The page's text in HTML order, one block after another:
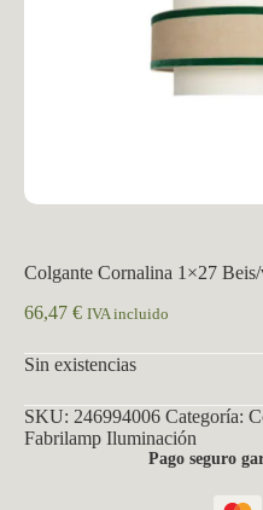
Colgante Cornalina 1×27
66,47 € IVA incluido
Sin existencias
SKU: 246994006 Categoría:
Fabrilamp Iluminación
Pago seguro